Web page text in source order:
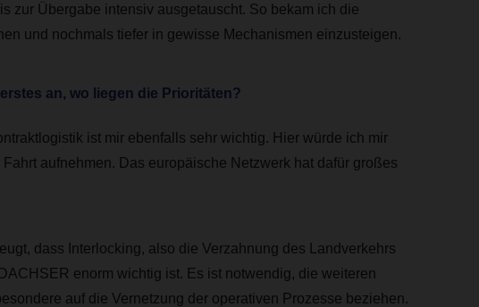
zur Übergabe intensiv ausgetauscht. So bekam ich die
und nochmals tiefer in gewisse Mechanismen einzusteigen.
an, wo liegen die Prioritäten?
ist mir ebenfalls sehr wichtig. Hier würde ich mir
aufnehmen. Das europäische Netzwerk hat dafür großes
dass Interlocking, also die Verzahnung des Landverkehrs
enorm wichtig ist. Es ist notwendig, die weiteren
auf die Vernetzung der operativen Prozesse beziehen.